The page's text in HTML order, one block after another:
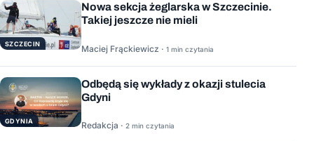
SZCZECIN
Nowa sekcja żeglarska w Szczecinie.
Takiej jeszcze nie mieli
Maciej Frąckiewicz · 1 min czytania
GDYNIA
Odbędą się wykłady z okazji stulecia
Gdyni
Redakcja · 2 min czytania